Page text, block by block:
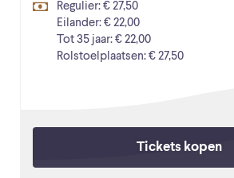
Regulier: € 27,50
Eilander: € 22,00
Tot 35 jaar: € 22,00
Rolstoelplaatsen: € 27,50
Tickets kopen